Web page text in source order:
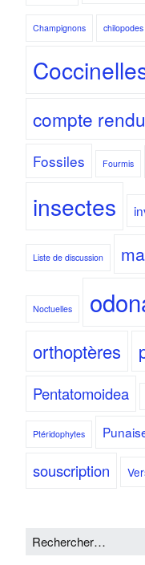
Champignons chilopodes
compte rendu
Fossiles Fourmis
insectes
Liste de discussion
Noctuelles
orthoptères
Pentatomoidea
Ptéridophytes
souscription